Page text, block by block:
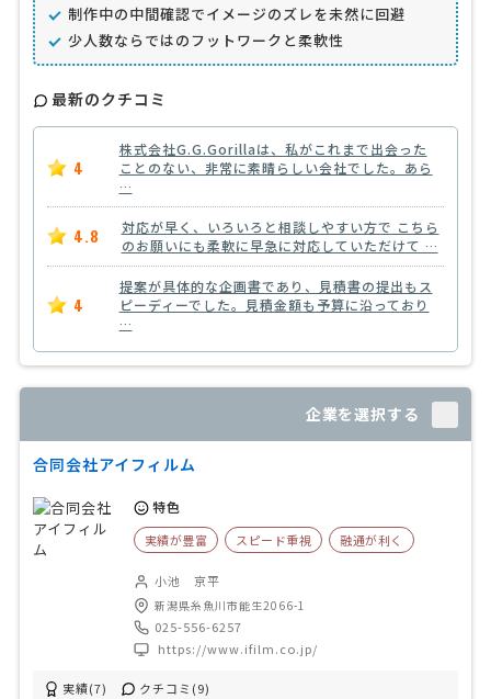
制作中の中間確認でイメージのズレを未然に回避
少人数ならではのフットワークと柔軟性
最新のクチコミ
4
株式会社G.G.Gorillaは、私がこれまで出会った
ことのない、非常に素晴らしい会社でした。あら
…
4.8
対応が早く、いろいろと相談しやすい方で こちら
のお願いにも柔軟に早急に対応していただけて …
4
提案が具体的な企画書であり、見積書の提出もス
ピーディーでした。見積金額も予算に沿っており
…
企業を選択する
合同会社アイフィルム
特色
実績が豊富 スピード重視 融通が利く
小池 京平
新潟県糸魚川市能生2066-1
025-556-6257
https://www.ifilm.co.jp/
実績(7) クチコミ(9)